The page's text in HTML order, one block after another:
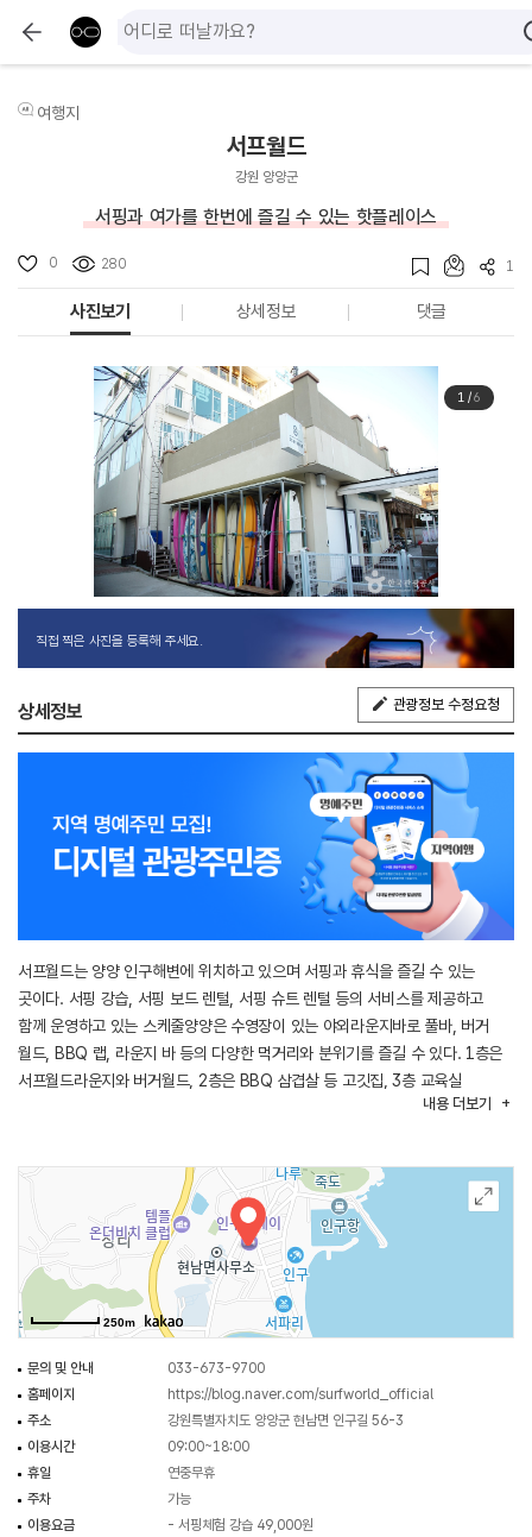
여행지
서프월드
강원 양양군
서핑과 여가를 한번에 즐길 수 있는 핫플레이스
0 280 1
사진보기 상세정보 댓글
1/6
직접 찍은 사진을 등록해 주세요.
상세정보 관광정보 수정요청
서프월드는 양양 인구해변에 위치하고 있으며 서핑과 휴식을 즐길 수 있는
곳이다. 서핑 강습, 서핑 보드 렌털, 서핑 슈트 렌털 등의 서비스를 제공하고
함께 운영하고 있는 스케줄양양은 수영장이 있는 야외라운지바로 풀바, 버거
월드, BBQ 랩, 라운지 바 등의 다양한 먹거리와 분위기를 즐길 수 있다. 1층은
서프월드라운지와 버거월드, 2층은 BBQ 삼겹살 등 고깃집, 3층 교육실
이론강습실, 4층 오픈형 카페로 구성되어 있다. 이곳은 SNS에서도 인기가 많은
실내이론강습 30분 해변 앞 지상강습 30분, 수중강습 1시간 프리서핑 1시간
내용 더보기
250m
문의 및 안내
033-673-9700
홈페이지
https://blog.naver.com/surfworld_official
주소
강원특별자치도 양양군 현남면 인구길 56-3
이용시간
09:00~18:00
휴일
연중무휴
주차
가능
이용요금
- 서핑체험 강습 49,000원